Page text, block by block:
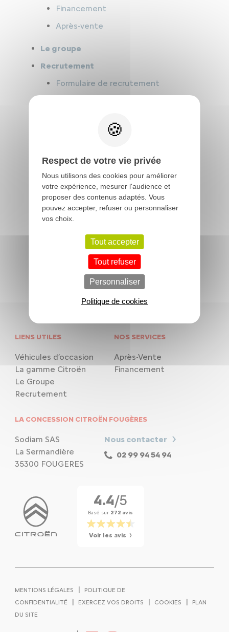
Financement
Après-vente
Le groupe
Recrutement
Formulaire de recrutement
Mentions légales
Plan du site
CGV
Politique de confidentialité
Exercez vos droits
Politique de cookies
LIENS UTILES
Véhicules d’occasion
La gamme Citroën
Le Groupe
Recrutement
NOS SERVICES
Après-Vente
Financement
LA CONCESSION CITROËN FOUGÈRES
Sodiam SAS
La Sermandière
35300 FOUGERES
Nous contacter
02 99 94 54 94
4.4/5
Basé sur 272 avis
Voir les avis
MENTIONS LÉGALES |
POLITIQUE DE
CONFIDENTIALITÉ
| EXERCEZ VOS DROITS | COOKIES |
PLAN
DU SITE
Respect de votre vie privée
Nous utilisons des cookies pour améliorer
votre expérience, mesurer l'audience et
proposer des contenus adaptés. Vous
pouvez accepter, refuser ou personnaliser
vos choix.
Tout accepter
Tout refuser
Personnaliser
Politique de cookies